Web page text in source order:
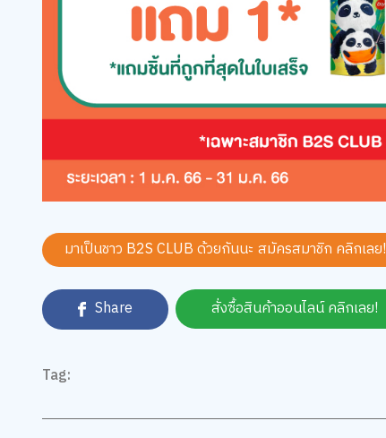
มาเป็นชาว B2S CLUB ด้วยกันนะ สมัครสมาชิก คลิกเลย!
Share สั่งซื้อสินค้าออนไลน์ คลิกเลย!
Tag: